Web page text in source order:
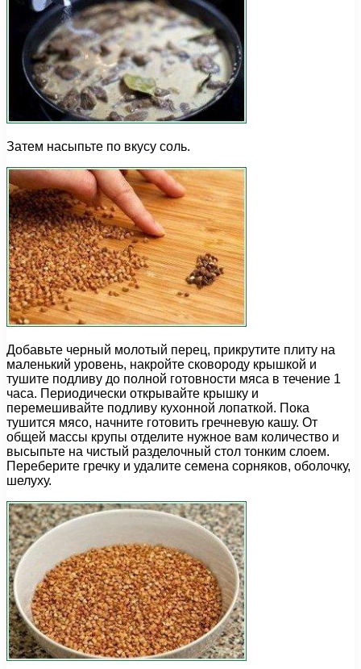
Затем насыпьте по вкусу соль.
Добавьте черный молотый перец, прикрутите плиту на
маленький уровень, накройте сковороду крышкой и
тушите подливу до полной готовности мяса в течение 1
часа. Периодически открывайте крышку и
перемешивайте подливу кухонной лопаткой. Пока
тушится мясо, начните готовить гречневую кашу. От
общей массы крупы отделите нужное вам количество и
высыпьте на чистый разделочный стол тонким слоем.
Переберите гречку и удалите семена сорняков, оболочку,
шелуху.